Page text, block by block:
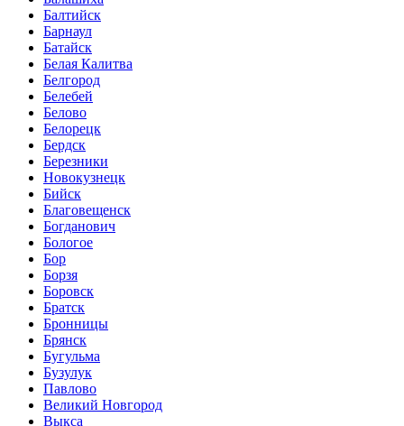
Балтийск
Барнаул
Батайск
Белая Калитва
Белгород
Белебей
Белово
Белорецк
Бердск
Березники
Новокузнецк
Бийск
Благовещенск
Богданович
Бологое
Бор
Борзя
Боровск
Братск
Бронницы
Брянск
Бугульма
Бузулук
Павлово
Великий Новгород
Выкса